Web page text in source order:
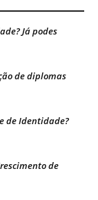
Já podes
de diplomas
de Identidade?
de